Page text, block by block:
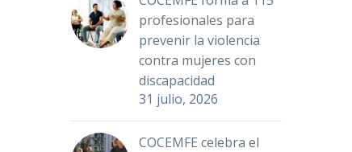
profesionales para
prevenir la violencia
contra mujeres con
discapacidad
31 julio, 2026
COCEMFE celebra el